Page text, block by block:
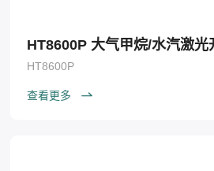
HT8600P 大气甲烷/水汽激光
HT8600P
查看更多